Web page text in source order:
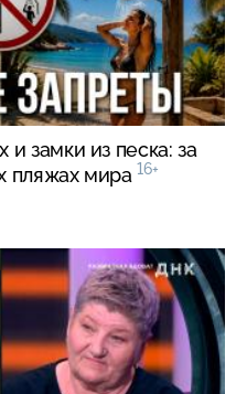
замки из песка: за
пляжах мира 16+